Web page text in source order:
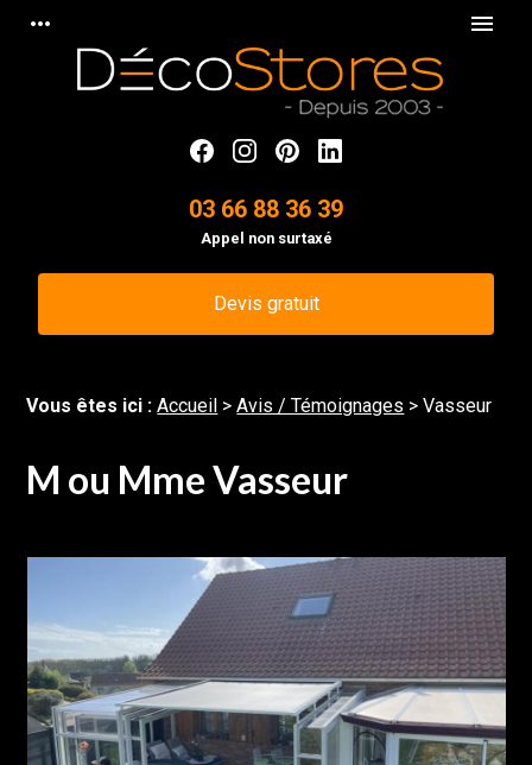
more_horiz menu
03 66 88 36 39
Appel non surtaxé
Devis gratuit
Vous êtes ici :Accueil >Avis / Témoignages >Vasseur
M ou Mme Vasseur